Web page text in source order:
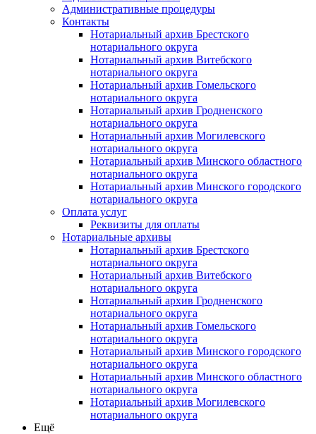
Административные процедуры
Контакты
Нотариальный архив Брестского
нотариального округа
Нотариальный архив Витебского
нотариального округа
Нотариальный архив Гомельского
нотариального округа
Нотариальный архив Гродненского
нотариального округа
Нотариальный архив Могилевского
нотариального округа
Нотариальный архив Минского областного
нотариального округа
Нотариальный архив Минского городского
нотариального округа
Оплата услуг
Реквизиты для оплаты
Нотариальные архивы
Нотариальный архив Брестского
нотариального округа
Нотариальный архив Витебского
нотариального округа
Нотариальный архив Гродненского
нотариального округа
Нотариальный архив Гомельского
нотариального округа
Нотариальный архив Минского городского
нотариального округа
Нотариальный архив Минского областного
нотариального округа
Нотариальный архив Могилевского
нотариального округа
Ещё